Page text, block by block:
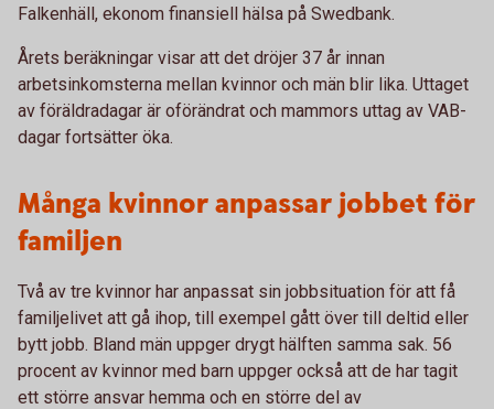
Falkenhäll, ekonom finansiell hälsa på Swedbank.
Årets beräkningar visar att det dröjer 37 år innan
arbetsinkomsterna mellan kvinnor och män blir lika. Uttaget
av föräldradagar är oförändrat och mammors uttag av VAB-
dagar fortsätter öka.
Många kvinnor anpassar jobbet för
familjen
Två av tre kvinnor har anpassat sin jobbsituation för att få
familjelivet att gå ihop, till exempel gått över till deltid eller
bytt jobb. Bland män uppger drygt hälften samma sak. 56
procent av kvinnor med barn uppger också att de har tagit
ett större ansvar hemma och en större del av